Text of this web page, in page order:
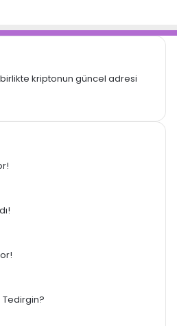
kriptonun güncel adresi